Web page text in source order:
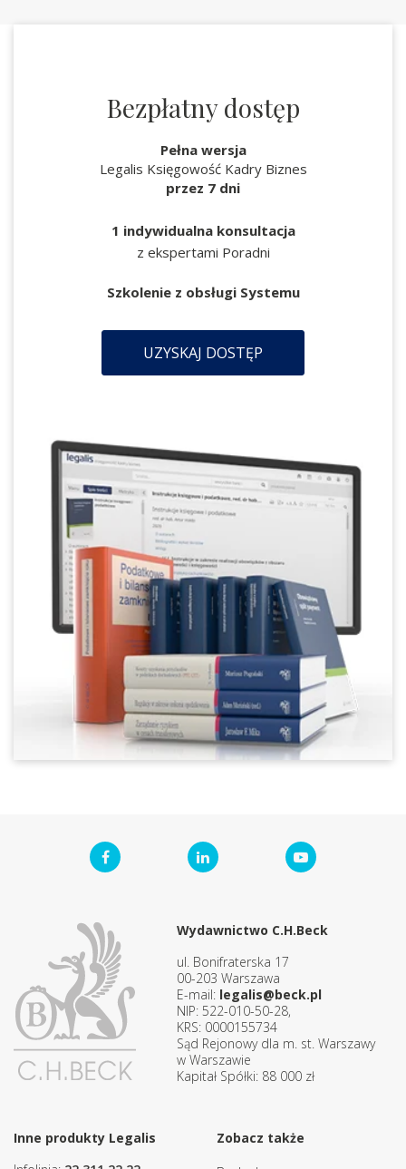
Bezpłatny dostęp
Pełna wersja
Legalis Księgowość Kadry Biznes
przez 7 dni
1 indywidualna konsultacja
z ekspertami Poradni
Szkolenie z obsługi Systemu
UZYSKAJ DOSTĘP
Wydawnictwo C.H.Beck
ul. Bonifraterska 17
00-203 Warszawa
E-mail: legalis@beck.pl
NIP: 522-010-50-28,
KRS: 0000155734
Sąd Rejonowy dla m. st. Warszawy
w Warszawie
Kapitał Spółki: 88 000 zł
Inne produkty Legalis
Zobacz także